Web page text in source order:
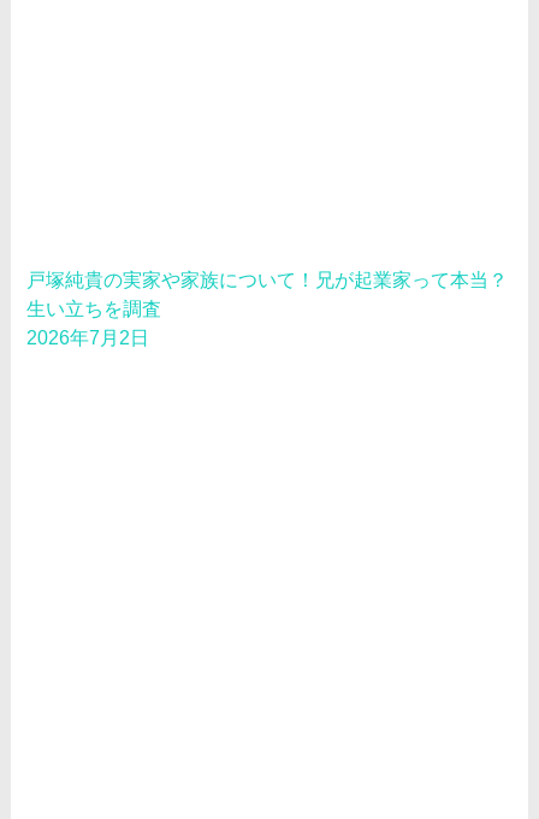
戸塚純貴の実家や家族について！兄が起業家って本当？
生い立ちを調査
2026年7月2日